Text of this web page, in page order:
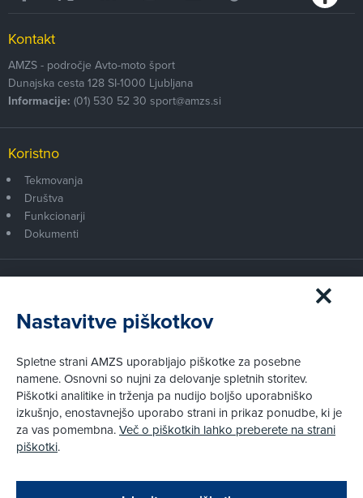
Zapri
Kontakt
AMZS - področje Avto-moto šport
Dunajska cesta 128 SI-1000 Ljubljana
Informacije: (01) 530 52 30 sport@amzs.si
Koristno
Tekmovanja
Društva
Funkcionarji
Dokumenti
Postanite član AMZS
Zakaj (p)ostati član?
Kako vam pomagamo
Pravni vidiki
Piškotki
Pravno obvestilo
Nastavitve piškotkov
Spletne strani AMZS uporabljajo piškotke za posebne
namene. Osnovni so nujni za delovanje spletnih storitev.
Piškotki analitike in trženja pa nudijo boljšo uporabniško
izkušnjo, enostavnejšo uporabo strani in prikaz ponudbe, ki je
za vas pomembna.Več o piškotkih lahko preberete na strani
piškotki.